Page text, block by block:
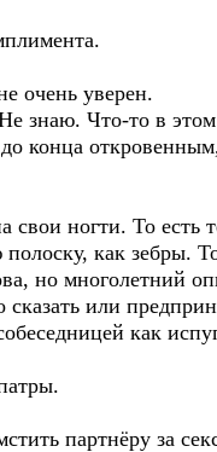
очень уверен.
знаю. Что-то в
конца
ногти. То есть
как зебры.
но многолетний
или
как
партнёру за